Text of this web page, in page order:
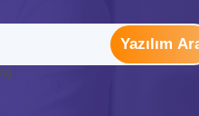
Yazılım